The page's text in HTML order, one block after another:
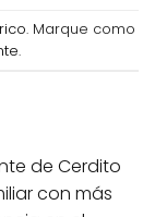
. Marque como
.
de Cerdito
con más